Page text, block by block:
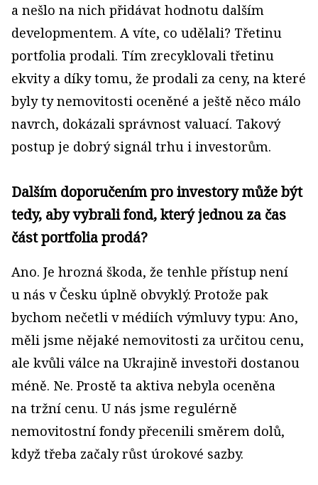
a nešlo na nich přidávat hodnotu dalším
developmentem. A víte, co udělali? Třetinu
portfolia prodali. Tím zrecyklovali třetinu
ekvity a díky tomu, že prodali za ceny, na které
byly ty nemovitosti oceněné a ještě něco málo
navrch, dokázali správnost valuací. Takový
postup je dobrý signál trhu i investorům.
Dalším doporučením pro investory může být
tedy, aby vybrali fond, který jednou za čas
část portfolia prodá?
Ano. Je hrozná škoda, že tenhle přístup není
u nás v Česku úplně obvyklý. Protože pak
bychom nečetli v médiích výmluvy typu: Ano,
měli jsme nějaké nemovitosti za určitou cenu,
ale kvůli válce na Ukrajině investoři dostanou
méně. Ne. Prostě ta aktiva nebyla oceněna
na tržní cenu. U nás jsme regulérně
nemovitostní fondy přecenili směrem dolů,
když třeba začaly růst úrokové sazby.